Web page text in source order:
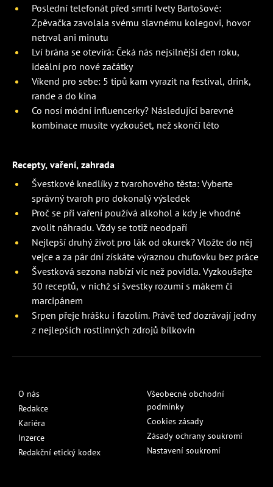
Poslední telefonát před smrtí Ivety Bartošové:
Zpěvačka zavolala svému slavnému kolegovi, hovor
netrval ani minutu
Lví brána se otevírá: Čeká nás nejsilnější den roku,
ideální pro nové začátky
Víkend pro sebe: 5 tipů kam vyrazit na festival, drink,
rande a do kina
Co nosí módní influencerky? Následující barevné
kombinace musíte vyzkoušet, než skončí léto
Recepty, vaření, zahrada
Švestkové knedlíky z tvarohového těsta: Vyberte
správný tvaroh pro dokonalý výsledek
Proč se při vaření používá alkohol a kdy je vhodné
zvolit náhradu. Vždy se totiž neodpaří
Nejlepší druhý život pro lák od okurek? Vložte do něj
vejce a za pár dní získáte výraznou chuťovku bez práce
Švestková sezona nabízí víc než povidla. Vyzkoušejte
30 receptů, v nichž si švestky rozumí s mákem či
marcipánem
Srpen přeje hrášku i fazolím. Právě teď dozrávají jedny
z nejlepších rostlinných zdrojů bílkovin
O nás
Redakce
Kariéra
Inzerce
Redakční etický kodex
Všeobecné obchodní
podmínky
Cookies zásady
Zásady ochrany soukromí
Nastavení soukromí